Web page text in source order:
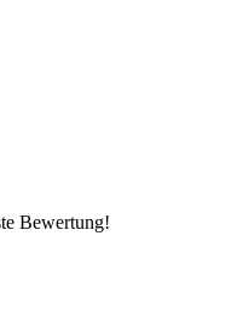
Bewertung!